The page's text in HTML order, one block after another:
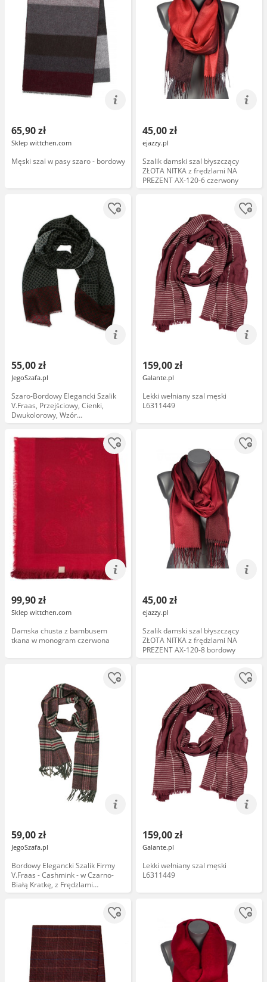
65,90 zł
Sklep wittchen.com
Męski szal w pasy szaro - bordowy
45,00 zł
ejazzy.pl
Szalik damski szal błyszczący
ZŁOTA NITKA z frędzlami NA
PREZENT AX-120-6 czerwony
55,00 zł
JegoSzafa.pl
Szaro-Bordowy Elegancki Szalik
V.Fraas, Przejściowy, Cienki,
Dwukolorowy, Wzór
Geometryczny SZAAKR0611
159,00 zł
Galante.pl
Lekki wełniany szal męski
L6311449
99,90 zł
Sklep wittchen.com
Damska chusta z bambusem
tkana w monogram czerwona
45,00 zł
ejazzy.pl
Szalik damski szal błyszczący
ZŁOTA NITKA z frędzlami NA
PREZENT AX-120-8 bordowy
59,00 zł
JegoSzafa.pl
Bordowy Elegancki Szalik Firmy
V.Fraas - Cashmink - w Czarno-
Białą Kratkę, z Frędzlami
SZAAKR0566
159,00 zł
Galante.pl
Lekki wełniany szal męski
L6311449